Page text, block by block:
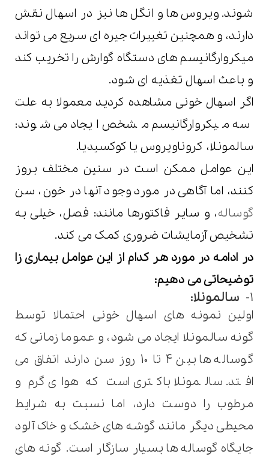
شوند. ویروس ها و انگل ها نیز در اسهال نقش
دارند، و همچنین تغییرات جیره ای سریع می تواند
میکروارگانیسم های دستگاه گوارش را تخریب کند
و باعث اسهال تغذیه ای شود.
اگر اسهال خونی مشاهده کردید معمولا به علت
سه میکروارگانیسم مشخص ایجاد می شوند:
سالمونلا، کروناویروس یا کوکسیدیا.
این عوامل ممکن است در سنین مختلف بروز
کنند، اما آگاهی در مورد وجود آنها در خون، سن
گوساله، و سایر فاکتورها مانند: فصل، خیلی به
تشخیص آزمایشات ضروری کمک می کند.
در ادامه در مورد هر کدام از این عوامل بیماری زا
توضیحاتی می دهیم:
1
- سالمونلا:
اولین نمونه های اسهال خونی احتمالا توسط
گونه سالمونلا ایجاد می شود، و عموما زمانی که
گوساله ها بین 4 تا 10 روز سن دارند اتفاق می
افتد. سالمونلا باکتری است که هوای گرم و
مرطوب را دوست دارد، اما نسبت به شرایط
محیطی دیگر مانند گوشه های خشک و خاک آلود
جایگاه گوساله ها بسیار سازگار است. گونه های